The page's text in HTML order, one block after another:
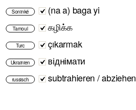
Soninké (na a) baga yi
Tamoul கழிக்க
Turc çıkarmak
Ukrainien віднімати
russisch subtrahieren / abziehen